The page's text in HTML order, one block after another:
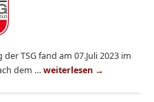
TSG fand am 07.Juli 2023 im
dem … weiterlesen →